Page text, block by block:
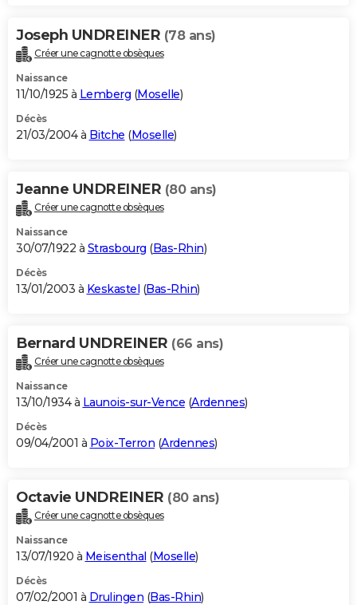
Joseph UNDREINER (78 ans)
Créer une cagnotte obsèques
Naissance
11/10/1925 à Lemberg (Moselle)
Décès
21/03/2004 à Bitche (Moselle)
Jeanne UNDREINER (80 ans)
Créer une cagnotte obsèques
Naissance
30/07/1922 à Strasbourg (Bas-Rhin)
Décès
13/01/2003 à Keskastel (Bas-Rhin)
Bernard UNDREINER (66 ans)
Créer une cagnotte obsèques
Naissance
13/10/1934 à Launois-sur-Vence (Ardennes)
Décès
09/04/2001 à Poix-Terron (Ardennes)
Octavie UNDREINER (80 ans)
Créer une cagnotte obsèques
Naissance
13/07/1920 à Meisenthal (Moselle)
Décès
07/02/2001 à Drulingen (Bas-Rhin)